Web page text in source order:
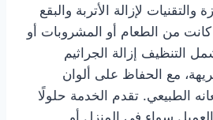
لإزالة الأتربة والبقع
كانت من الطعام أو المشروبات أو
التنظيف إزالة الجراثيم
مع الحفاظ على ألوان
الطبيعي. تقدم الخدمة حلولًا